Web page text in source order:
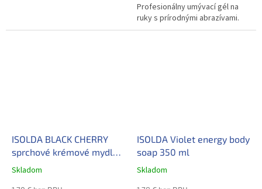
Profesionálny umývací gél na
ruky s prírodnými abrazívami.
ISOLDA BLACK CHERRY
sprchové krémové mydlo
550 ml
Skladom
ISOLDA Violet energy body
soap 350 ml
Skladom